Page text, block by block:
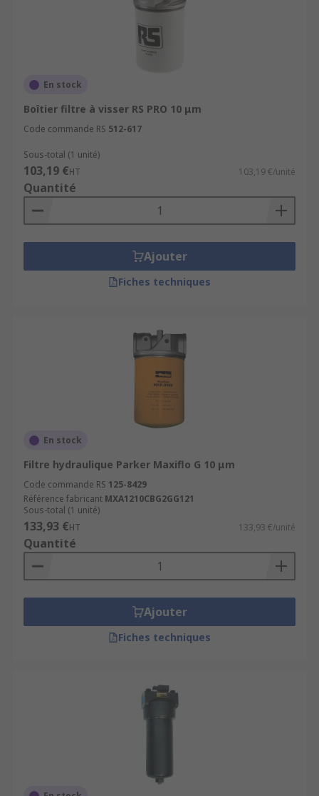
En stock
Boîtier filtre à visser RS PRO 10 μm
Code commande RS 512-617
Sous-total (1 unité)
103,19 €HT 103,19 €/unité
Quantité
Ajouter
Fiches techniques
En stock
Filtre hydraulique Parker Maxiflo G 10 μm
Code commande RS 125-8429
Référence fabricant MXA1210CBG2GG121
Sous-total (1 unité)
133,93 €HT 133,93 €/unité
Quantité
Ajouter
Fiches techniques